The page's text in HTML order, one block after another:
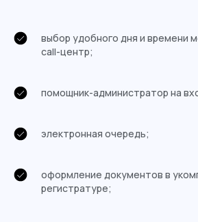
выбор удобного дня и времени
call-центр;
помощник-администратор на
электронная очередь;
оформление документов в
регистратуре;